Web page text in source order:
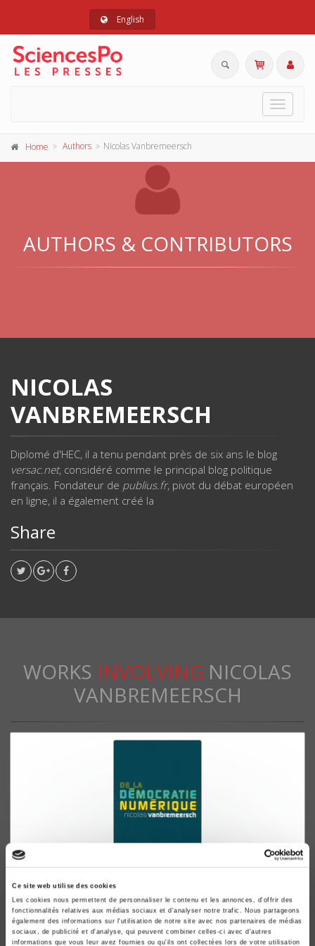
Ce site web utilise des cookies
Les cookies nous permettent de personnaliser le contenu et les annonces, d'offrir des
fonctionnalités relatives aux médias sociaux et d'analyser notre trafic. Nous partageons
également des informations sur l'utilisation de notre site avec nos partenaires de médias
sociaux, de publicité et d'analyse, qui peuvent combiner celles-ci avec d'autres
informations que vous leur avez fournies ou qu'ils ont collectées lors de votre utilisation
English
Toggle
Home Authors Nicolas Vanbremeersch
AUTHORS & CONTRIBUTORS
NICOLAS
VANBREMEERSCH
Diplomé d'HEC, il a tenu pendant près de six ans le blog
versac.net, considéré comme le principal blog politique
français. Fondateur de publius.fr, pivot du débat européen
en ligne, il a également créé la
Share
WORKS INVOLVING NICOLAS
VANBREMEERSCH
De la démocratie numérique
Nicolas Vanbremeersch